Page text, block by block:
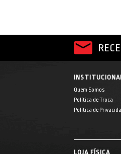
Quem Somos
Política de Troca
Política de
LOJA FÍSICA